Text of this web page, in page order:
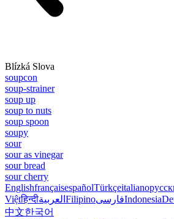
Blízká Slova
soupcon
soup-strainer
soup up
soup to nuts
soup spoon
soupy
sour
sour as vinegar
sour bread
sour cherry
EnglishfrançaisespañolTürkçeitaliano
Việtहिन्दीالعربية FilipinoفارسیIndonesia
中文한국어